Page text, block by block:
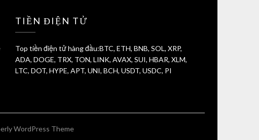
TIỀN ĐIỆN TỬ
Top tiền điện tử hàng đầu:BTC, ETH, BNB, SOL, XRP,
ADA, DOGE, TRX, TON, LINK, AVAX, SUI, HBAR, XLM,
LTC, DOT, HYPE, APT, UNI, BCH, USDT, USDC, PI
WordPress Theme